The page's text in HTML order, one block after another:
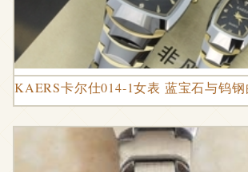
KAERS卡尔仕014-1女表 蓝宝石与钨